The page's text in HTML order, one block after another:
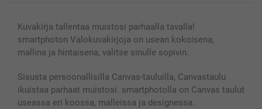
Kuvakirja tallentaa muistosi parhaalla tavalla!
smartphoton Valokuvakirjoja on usean kokoisena,
mallina ja hintaisena, valitse sinulle sopivin.
Sisusta persoonallisilla Canvas-tauluilla, Canvastaulu
ikuistaa parhaat muistosi. smartphotolla on Canvas taulut
useassa eri koossa, malleissa ja designessa.